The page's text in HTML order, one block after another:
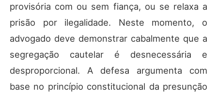
provisória com ou sem fiança, ou se relaxa a
prisão por ilegalidade. Neste momento, o
advogado deve demonstrar cabalmente que a
segregação cautelar é desnecessária e
desproporcional. A defesa argumenta com
base no princípio constitucional da presunção